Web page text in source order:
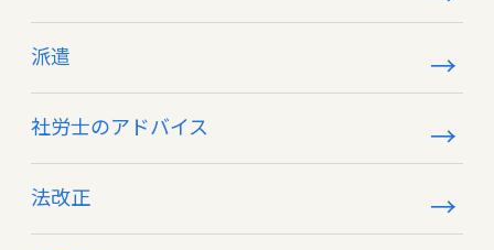
派遣
社労士のアドバイス
法改正